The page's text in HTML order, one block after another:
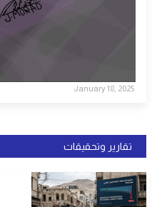
January 18, 2025
تقارير وتحقيقات